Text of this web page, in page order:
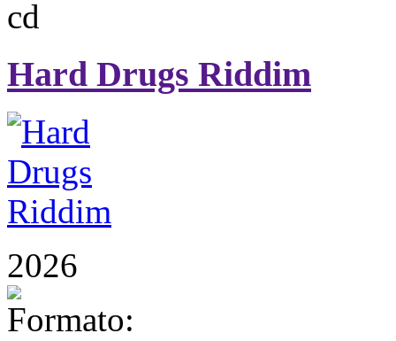
Hard Drugs Riddim
2026